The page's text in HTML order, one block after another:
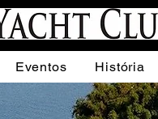
Eventos História